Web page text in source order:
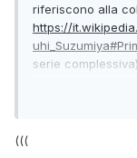
riferiscono alla
https://
serie
- ep.1-7 televisivi
(((